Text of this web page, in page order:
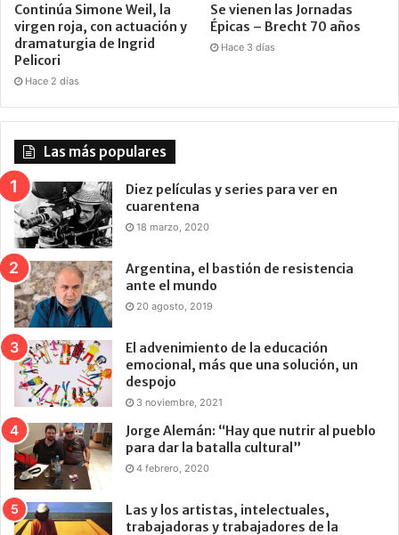
Continúa Simone Weil, la
virgen roja, con actuación y
dramaturgia de Ingrid
Pelicori
Hace 2 días
Se vienen las Jornadas
Épicas – Brecht 70 años
Hace 3 días
Las más populares
Diez películas y series para ver en
cuarentena
18 marzo, 2020
Argentina, el bastión de resistencia
ante el mundo
20 agosto, 2019
El advenimiento de la educación
emocional, más que una solución, un
despojo
3 noviembre, 2021
Jorge Alemán: “Hay que nutrir al pueblo
para dar la batalla cultural”
4 febrero, 2020
Las y los artistas, intelectuales,
trabajadoras y trabajadores de la